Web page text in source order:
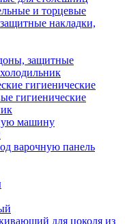
и торцевые
накладки,
защитные
гигиенические
гигиенические
машину
варочную панель
для цоколя из